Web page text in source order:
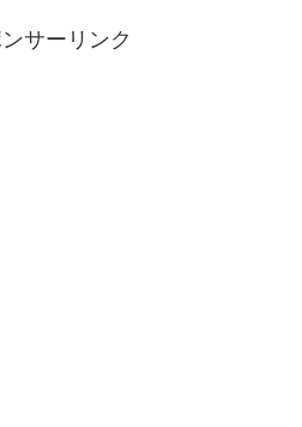
サーリンク